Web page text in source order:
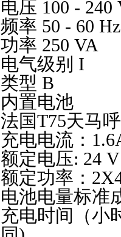
电压 100 -
频率 50 - 60
功率 250 VA
电气级别 I
类型 B
内置电池
法国T75天马
充电电流：
额定电压: 24
额定功率：
电池电量标准
充电时间（小